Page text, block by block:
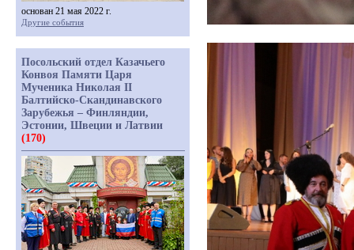
основан 21 мая 2022 г.
Другие события
Посольский отдел Казачьего
Конвоя Памяти Царя
Мученика Николая II
Балтийско-Скандинавского
Зарубежья – Финляндии,
Эстонии, Швеции и Латвии
(170)